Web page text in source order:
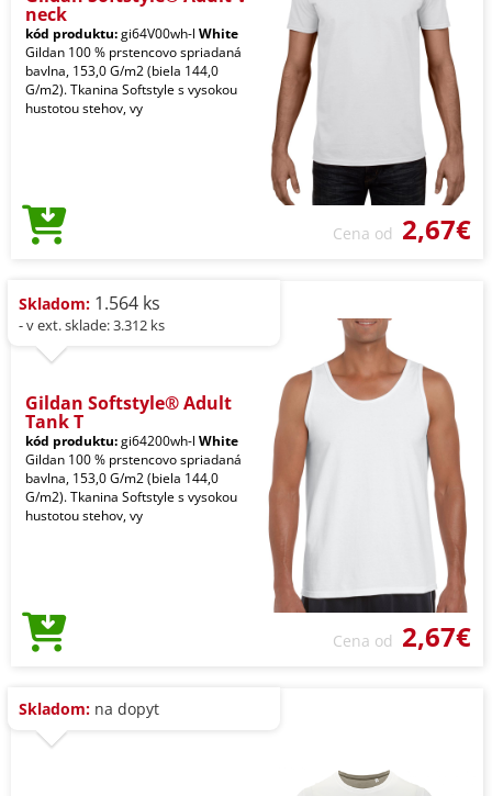
neck
kód produktu:gi64V00wh-l White
Gildan 100 % prstencovo spriadaná
bavlna, 153,0 G/m2 (biela 144,0
G/m2). Tkanina Softstyle s vysokou
hustotou stehov, vy
Cena od 2,67€
Skladom: 1.564 ks
- v ext. sklade: 3.312 ks
Gildan Softstyle® Adult
Tank T
kód produktu:gi64200wh-l White
Gildan 100 % prstencovo spriadaná
bavlna, 153,0 G/m2 (biela 144,0
G/m2). Tkanina Softstyle s vysokou
hustotou stehov, vy
Cena od 2,67€
Skladom: na dopyt